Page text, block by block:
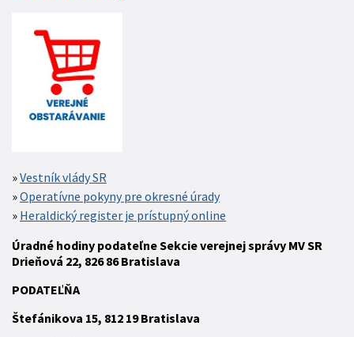
Vestník vlády SR
Operatívne pokyny pre okresné úrady
Heraldický register je prístupný online
Úradné hodiny podateľne Sekcie verejnej správy MV SR
Drieňová 22, 826 86 Bratislava
PODATEĽŇA
Štefánikova 15, 812 19Bratislava